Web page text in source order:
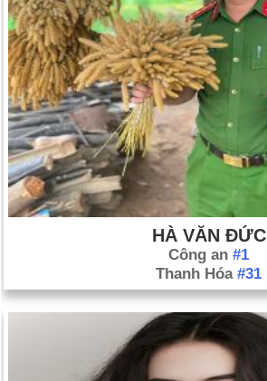
HÀ VĂN ĐỨC
Công an #1
Thanh Hóa #31